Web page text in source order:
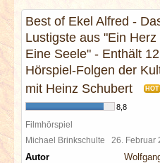
SPECIALS
REDAKTION
LINKS
Best of Ekel Alfred -
Lustigste aus "Ein Herz
Eine Seele" - Enthält 12
Hörspiel-Folgen der
mit Heinz Schubert
HOT
8,8
Filmhörspiel
Michael Brinkschulte 26. Februar
Autor